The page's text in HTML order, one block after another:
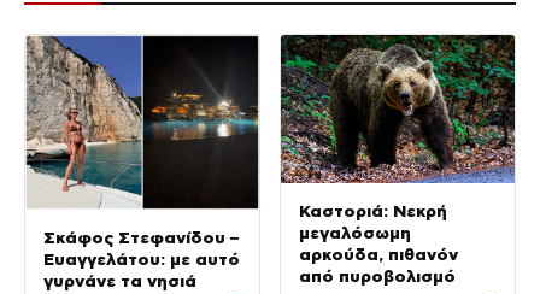
Σκάφος Στεφανίδου –
Ευαγγελάτου: με αυτό
γυρνάνε τα νησιά
Καστοριά: Νεκρή
μεγαλόσωμη
αρκούδα, πιθανόν
από πυροβολισμό